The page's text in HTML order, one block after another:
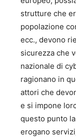
strutture che
popolazione
ecc., devono
sicurezza che
nazionale di
ragionano in
attori che
e si impone
questo punto
erogano